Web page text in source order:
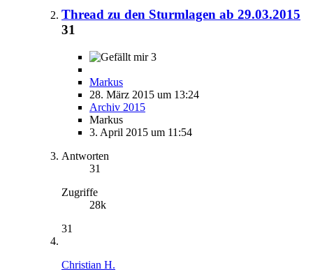
Thread zu den Sturmlagen ab 29.03.2015
31
3
Markus
28. März 2015 um 13:24
Archiv 2015
Markus
3. April 2015 um 11:54
Antworten
31
Zugriffe
28k
31
Christian H.